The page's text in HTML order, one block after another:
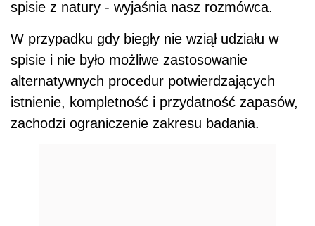
spisie z natury - wyjaśnia nasz rozmówca.
W przypadku gdy biegły nie wziął udziału w
spisie i nie było możliwe zastosowanie
alternatywnych procedur potwierdzających
istnienie, kompletność i przydatność zapasów,
zachodzi ograniczenie zakresu badania.